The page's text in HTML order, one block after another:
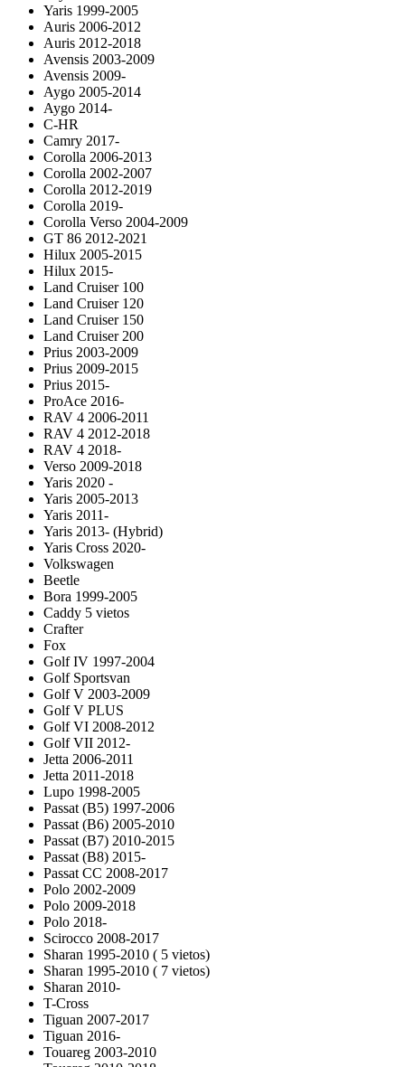
Yaris 1999-2005
Auris 2006-2012
Auris 2012-2018
Avensis 2003-2009
Avensis 2009-
Aygo 2005-2014
Aygo 2014-
C-HR
Camry 2017-
Corolla 2006-2013
Corolla 2002-2007
Corolla 2012-2019
Corolla 2019-
Corolla Verso 2004-2009
GT 86 2012-2021
Hilux 2005-2015
Hilux 2015-
Land Cruiser 100
Land Cruiser 120
Land Cruiser 150
Land Cruiser 200
Prius 2003-2009
Prius 2009-2015
Prius 2015-
ProAce 2016-
RAV 4 2006-2011
RAV 4 2012-2018
RAV 4 2018-
Verso 2009-2018
Yaris 2020 -
Yaris 2005-2013
Yaris 2011-
Yaris 2013- (Hybrid)
Yaris Cross 2020-
Volkswagen
Beetle
Bora 1999-2005
Caddy 5 vietos
Crafter
Fox
Golf IV 1997-2004
Golf Sportsvan
Golf V 2003-2009
Golf V PLUS
Golf VI 2008-2012
Golf VII 2012-
Jetta 2006-2011
Jetta 2011-2018
Lupo 1998-2005
Passat (B5) 1997-2006
Passat (B6) 2005-2010
Passat (B7) 2010-2015
Passat (B8) 2015-
Passat CC 2008-2017
Polo 2002-2009
Polo 2009-2018
Polo 2018-
Scirocco 2008-2017
Sharan 1995-2010 ( 5 vietos)
Sharan 1995-2010 ( 7 vietos)
Sharan 2010-
T-Cross
Tiguan 2007-2017
Tiguan 2016-
Touareg 2003-2010